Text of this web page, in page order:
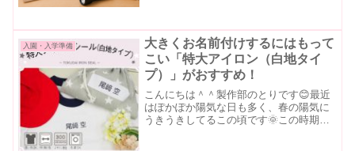
入園・入学準備
大きくお名前付けするにはもって
こい「特大アイロン（白地タイ
プ）」がおすすめ！
こんにちは＾＾製作部のとりです😊最近
はぽかぽか陽気な日も多く、春の陽気に
うきうきしてるこの頃です🌞この時期に